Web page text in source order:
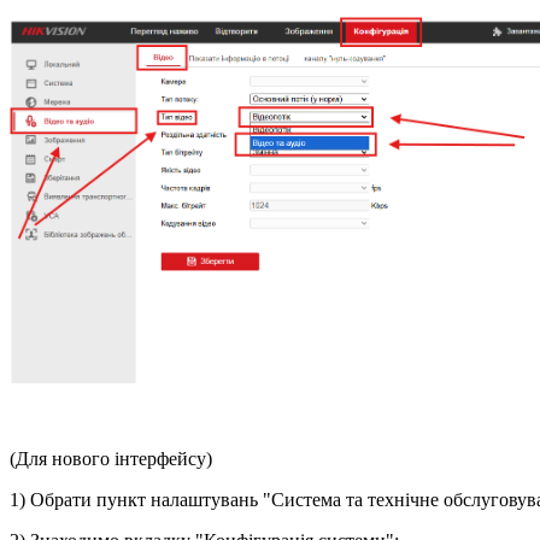
(Для нового інтерфейсу)
1) Обрати пункт налаштувань "Система та технічне